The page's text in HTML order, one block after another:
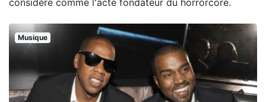
considéré comme l'acte fondateur du horrorcore.
Musique